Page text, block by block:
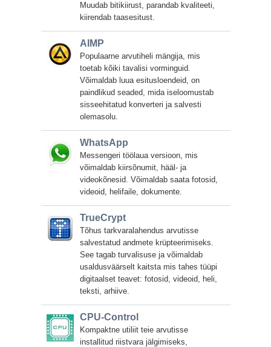
Muudab bitikiirust, parandab kvaliteeti,
kiirendab taasesitust.
AIMP
Populaarne arvutiheli mängija, mis
toetab kõiki tavalisi vorminguid.
Võimaldab luua esitusloendeid, on
paindlikud seaded, mida iseloomustab
sisseehitatud konverteri ja salvesti
olemasolu.
WhatsApp
Messengeri töölaua versioon, mis
võimaldab kiirsõnumit, hääl- ja
videokõnesid. Võimaldab saata fotosid,
videoid, helifaile, dokumente.
TrueCrypt
Tõhus tarkvaralahendus arvutisse
salvestatud andmete krüpteerimiseks.
See tagab turvalisuse ja võimaldab
usaldusväärselt kaitsta mis tahes tüüpi
digitaalset teavet: fotosid, videoid, heli,
teksti, arhiive.
CPU-Control
Kompaktne utiliit teie arvutisse
installitud riistvara jälgimiseks,